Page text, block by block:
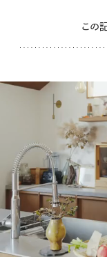
この